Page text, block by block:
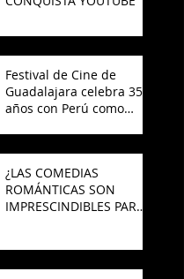
Festival de Cine de
Guadalajara celebra 35
años con Perú como
¿LAS COMEDIAS
ROMÁNTICAS SON
IMPRESCINDIBLES PARA